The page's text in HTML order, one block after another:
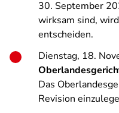
30. September
wirksam sind,
entscheiden.
Dienstag, 18.
Das
Revision